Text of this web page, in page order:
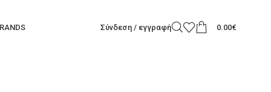
Σύνδεση / εγγραφή 0.00€